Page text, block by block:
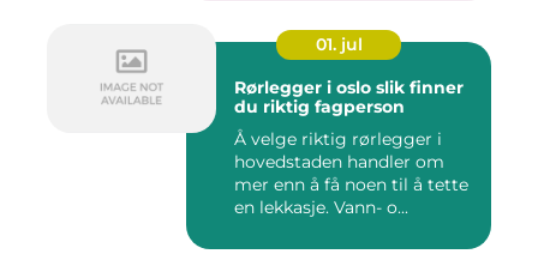
01. jul
Rørlegger i oslo slik finner
du riktig fagperson
Å velge riktig rørlegger i
hovedstaden handler om
mer enn å få noen til å tette
en lekkasje. Vann- o...